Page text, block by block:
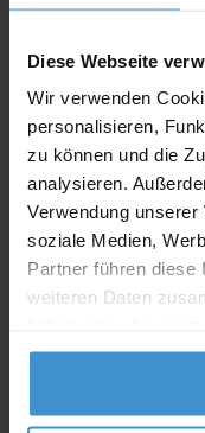
Diese Webseite
Wir verwenden
personalisieren,
zu können und die
analysieren.
Verwendung
soziale Medien,
Partner führen diese
weiteren Daten
gesammelt haben.
inklusive 19 % Mw
In
Artikel mit